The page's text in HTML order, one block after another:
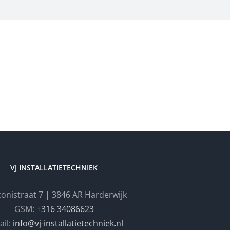
VJ INSTALLATIETECHNIEK
7 | 3846 AR Harderwijk
GSM: +316 34086623
info@vj-installatietechniek.nl